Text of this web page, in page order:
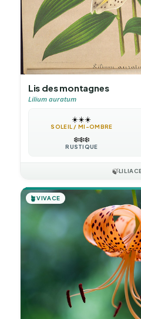
Lis des montagnes
Lilium auratum
☀️☀️☀️
SOLEIL / MI-OMBRE
❄️❄️❄️
RUSTIQUE
🍃
🪴VIVACE